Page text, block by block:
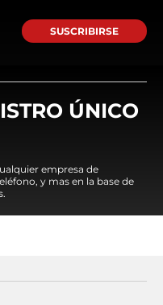
SUSCRIBIRSE
ÚNICO
empresa de
y mas en la base de